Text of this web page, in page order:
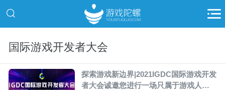
国际游戏开发者大会
探索游戏新边界|2021IGDC国际游戏开发
者大会诚邀您进行一场只属于游戏人的